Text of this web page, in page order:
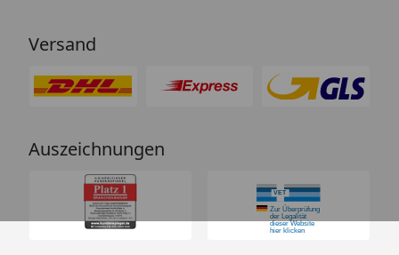
Versand
Auszeichnungen